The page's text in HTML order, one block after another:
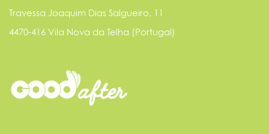
Travessa Joaquim Dias Salgueiro, 11
4470-416 Vila Nova da Telha (Portugal)